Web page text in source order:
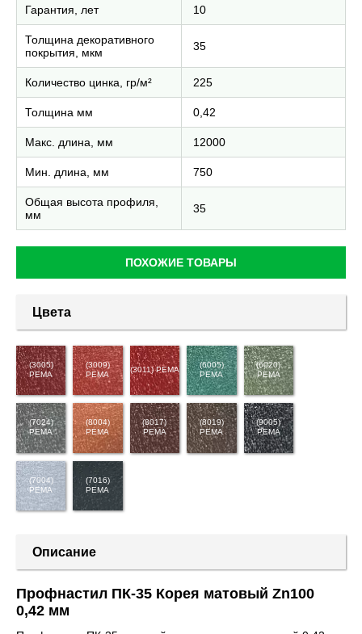
Гарантия, лет 10
Толщина декоративного
покрытия, мкм
35
Количество цинка, гр/м² 225
Толщина мм 0,42
Макс. длина, мм 12000
Мин. длина, мм 750
Общая высота профиля,
мм
35
ПОХОЖИЕ ТОВАРЫ
Цвета
(3005)
PEMA
(3009)
PEMA
(3011) PEMA
(6005)
PEMA
(6020)
PEMA
(7024)
PEMA
(8004)
PEMA
(8017)
PEMA
(8019)
PEMA
(9005)
PEMA
(7004)
PEMA
(7016)
PEMA
Описание
Профнастил ПК-35 Корея матовый Zn100
0,42 мм